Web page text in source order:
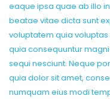
eaque ipsa quae ab illo
beatae vitae dicta sunt
voluptatem quia
quia consequuntur
sequi nesciunt. Neque
quia dolor sit amet,
numquam eius modi